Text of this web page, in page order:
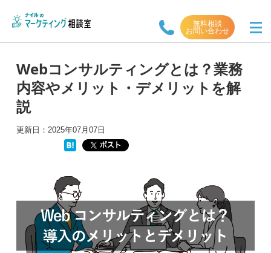
無料相談
お問い合わせ
Webコンサルティングとは？業務
内容やメリット・デメリットを解
説
更新日： 2025年07月07日